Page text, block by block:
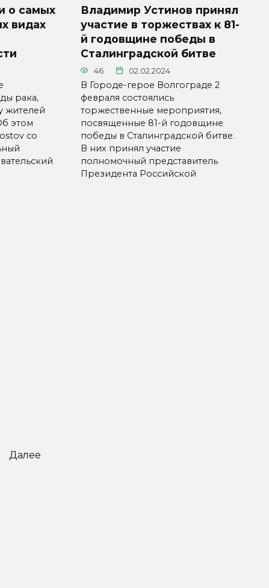
о самых
видах
рака,
жителей
этом
со
Владимир Устинов принял
участие в торжествах к 81-
й годовщине победы в
Сталинградской битве
46 02.02.2024
В Городе-герое Волгограде 2
февраля состоялись
торжественные мероприятия,
посвященные 81-й годовщине
победы в Сталинградской битве.
В них принял участие
полномочный представитель
Президента Российской
Далее